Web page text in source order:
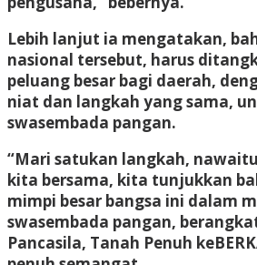
Lebih lanjut ia mengatakan,
nasional tersebut, harus
peluang besar bagi daerah,
niat dan langkah yang sama,
swasembada pangan.
“Mari satukan langkah,
kita bersama, kita tunjukkan
mimpi besar bangsa ini dalam
swasembada pangan,
Pancasila, Tanah Penuh